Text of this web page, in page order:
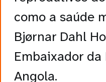
como a saúde
Bjørnar Dahl
Embaixador da
Angola.